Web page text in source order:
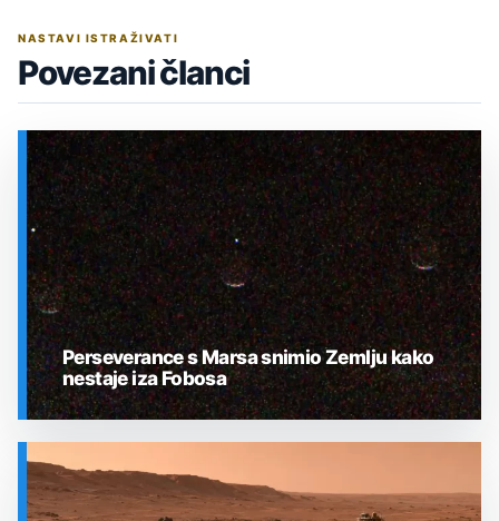
NASTAVI ISTRAŽIVATI
Povezani članci
SVEMIR
Perseverance s Marsa snimio Zemlju kako
nestaje iza Fobosa